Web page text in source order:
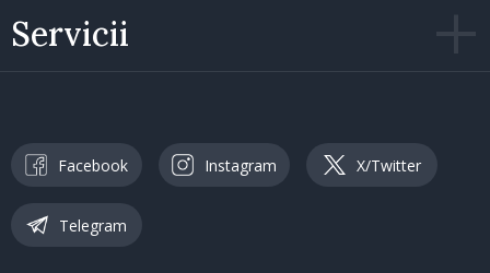
Servicii
Facebook Instagram X/Twitter
Telegram